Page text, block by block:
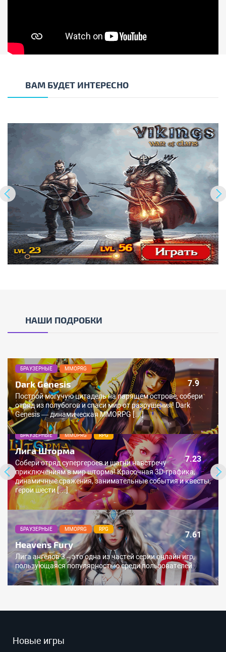
ВАМ БУДЕТ ИНТЕРЕСНО
НАШИ ПОДРОБКИ
БРАУЗЕРНЫЕ MMOPRG
Dark Genesis
Построй могучую цитадель на парящем острове, собери
отряд из полубогов и спаси мир от разрушения! Dark
Genesis — динамическая MMORPG […]
7.9
БРАУЗЕРНЫЕ MMOPRG RPG
Лига Шторма
Собери отряд супергероев и шагни навстречу
приключениям в мир шторма! Красочная 3D-графика,
динамичные сражения, занимательные события и квесты,
герои шести […]
7.23
БРАУЗЕРНЫЕ MMOPRG RPG
Heavens Fury
Лига ангелов 3 – это одна из частей серии онлайн игр,
пользующаяся популярностью среди пользователей.
7.61
Новые игры